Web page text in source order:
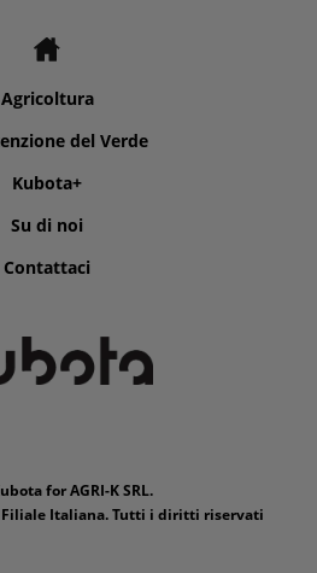
Agricoltura
del Verde
Kubota+
Su di noi
Contattaci
for AGRI-K SRL.
Filiale Italiana. Tutti i diritti riservati